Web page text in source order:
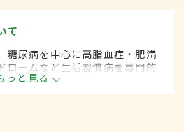
て
糖尿病を中心に高脂血症・肥満
ロームなど生活習慣病を専門的
です。平成20年4月の制度改正
ていました。
っと見る